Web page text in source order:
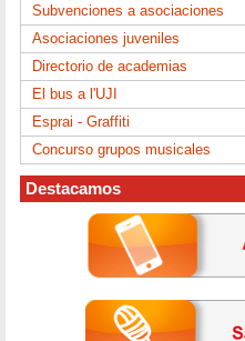
Subvenciones a asociaciones
Asociaciones juveniles
Directorio de academias
El bus a l'UJI
Esprai - Graffiti
Concurso grupos musicales
Destacamos